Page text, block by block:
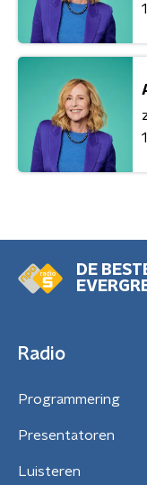
DE
Radio
Programmering
Presentatoren
Luisteren